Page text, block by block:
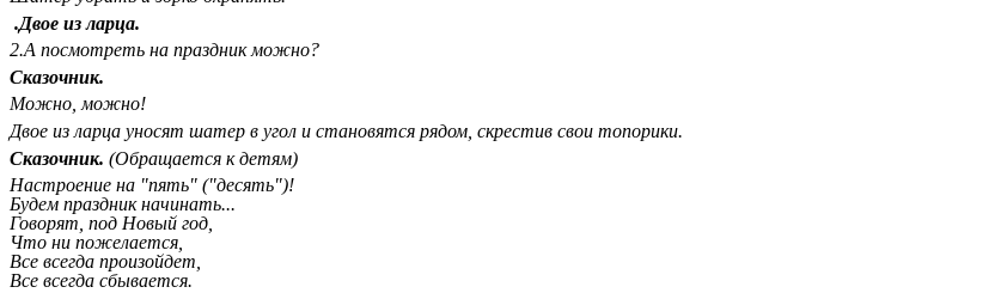
.Двое из ларца.
2.А посмотреть на праздник можно?
Сказочник.
Можно, можно!
Двое из ларца уносят шатер в угол и становятся рядом, скрестив свои топорики.
Сказочник. (Обращается к детям)
Настроение на "пять" ("десять")!
Будем праздник начинать...
Говорят, под Новый год,
Что ни пожелается,
Все всегда произойдет,
Все всегда сбывается.